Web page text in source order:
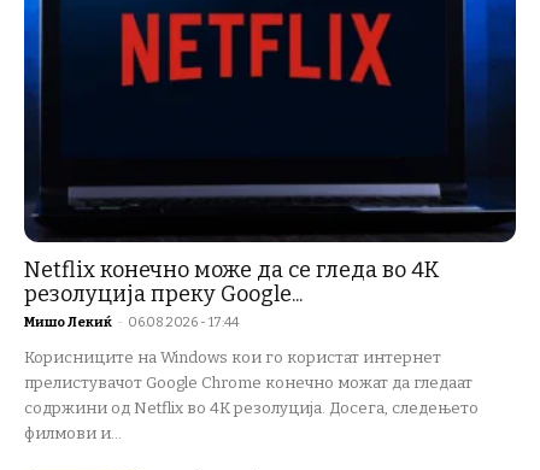
Netflix конечно може да се гледа во 4K
резолуција преку Google...
Мишо Лекиќ - 06.08.2026 - 17:44
Корисниците на Windows кои го користат интернет
прелистувачот Google Chrome конечно можат да гледаат
содржини од Netflix во 4K резолуција. Досега, следењето
филмови и...